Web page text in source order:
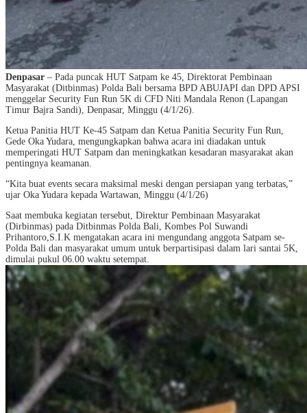
Denpasar – Pada puncak HUT Satpam ke 45, Direktorat Pembinaan
Masyarakat (Ditbinmas) Polda Bali bersama BPD ABUJAPI dan DPD APSI
menggelar Security Fun Run 5K di CFD Niti Mandala Renon (Lapangan
Timur Bajra Sandi), Denpasar, Minggu (4/1/26).
Ketua Panitia HUT Ke-45 Satpam dan Ketua Panitia Security Fun Run,
Gede Oka Yudara, mengungkapkan bahwa acara ini diadakan untuk
memperingati HUT Satpam dan meningkatkan kesadaran masyarakat akan
pentingnya keamanan.
“Kita buat events secara maksimal meski dengan persiapan yang terbatas,”
ujar Oka Yudara kepada Wartawan, Minggu (4/1/26)
Saat membuka kegiatan tersebut, Direktur Pembinaan Masyarakat
(Dirbinmas) pada Ditbinmas Polda Bali, Kombes Pol Suwandi
Prihantoro,S.I.K mengatakan acara ini mengundang anggota Satpam se-
Polda Bali dan masyarakat umum untuk berpartisipasi dalam lari santai 5K,
dimulai pukul 06.00 waktu setempat.